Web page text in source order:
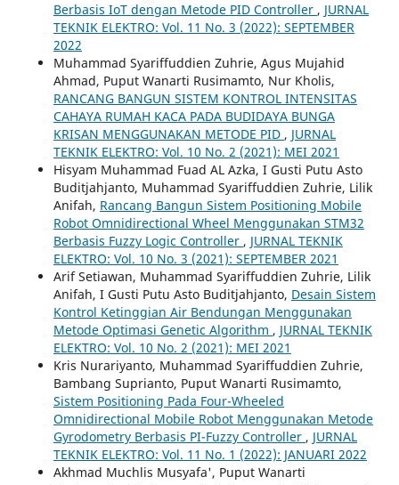
Berbasis IoT dengan Metode PID Controller , JURNAL
TEKNIK ELEKTRO: Vol. 11 No. 3 (2022): SEPTEMBER
2022
Muhammad Syariffuddien Zuhrie, Agus Mujahid
Ahmad, Puput Wanarti Rusimamto, Nur Kholis,
RANCANG BANGUN SISTEM KONTROL INTENSITAS
CAHAYA RUMAH KACA PADA BUDIDAYA BUNGA
KRISAN MENGGUNAKAN METODE PID , JURNAL
TEKNIK ELEKTRO: Vol. 10 No. 2 (2021): MEI 2021
Hisyam Muhammad Fuad AL Azka, I Gusti Putu Asto
Buditjahjanto, Muhammad Syariffuddien Zuhrie, Lilik
Anifah, Rancang Bangun Sistem Positioning Mobile
Robot Omnidirectional Wheel Menggunakan STM32
Berbasis Fuzzy Logic Controller , JURNAL TEKNIK
ELEKTRO: Vol. 10 No. 3 (2021): SEPTEMBER 2021
Arif Setiawan, Muhammad Syariffuddien Zuhrie, Lilik
Anifah, I Gusti Putu Asto Buditjahjanto, Desain Sistem
Kontrol Ketinggian Air Bendungan Menggunakan
Metode Optimasi Genetic Algorithm , JURNAL TEKNIK
ELEKTRO: Vol. 10 No. 2 (2021): MEI 2021
Kris Nurariyanto, Muhammad Syariffuddien Zuhrie,
Bambang Suprianto, Puput Wanarti Rusimamto,
Sistem Positioning Pada Four-Wheeled
Omnidirectional Mobile Robot Menggunakan Metode
Gyrodometry Berbasis PI-Fuzzy Controller , JURNAL
TEKNIK ELEKTRO: Vol. 11 No. 1 (2022): JANUARI 2022
Akhmad Muchlis Musyafa', Puput Wanarti